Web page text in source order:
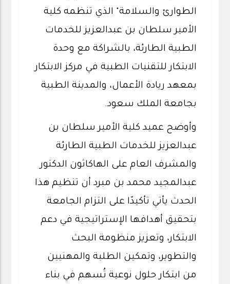
الطوارئ والسلامة" الذي تنظمه كلية
الأمير سلطان بن عبدالعزيز للخدمات
الطبية الطارئة، بالشراكة مع وحدة
الابتكار للتقنيات الطبية في مركز الابتكار
بمعهد ريادة الأعمال، والمدينة الطبية
بجامعة الملك سعود.
وأوضح عميد كلية الأمير سلطان بن
عبدالعزيز للخدمات الطبية الطارئة
والمشرف العام على الهاكاثون الدكتور
عبدالمجيد محمد بن مبرد أن تنظيم هذا
الحدث يأتي تأكيدًا على التزام الجامعة
بتحقيق أهدافها الإستراتيجية في دعم
الابتكار، وتعزيز منظومة البحث
والتطوير، وتمكين الطلبة والمهنيين
من ابتكار حلول نوعية تُسهم في بناء